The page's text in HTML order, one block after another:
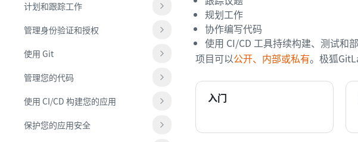
计划和跟踪工作
管理身份验证和授权
使用 Git
管理您的代码
使用 CI/CD 构建您的应用
保护您的应用安全
规划工作
协作编写代码
使用 CI/CD 工具持续构建、测试和
项目可以公开、内部或私有。极狐
入门